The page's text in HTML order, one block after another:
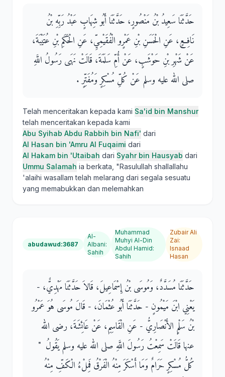
حَدَّثَنَا سَعِيدُ بْنُ مَنْصُورٍ، حَدَّثَنَا أَبُو شِهَابٍ عَبْدُ رَبِّهِ بْنُ
نَافِعٍ، عَنِ الْحَسَنِ بْنِ عَمْرٍو الْفُقَيْمِيِّ، عَنِ الْحَكَمِ بْنِ عُتَيْبَةَ،
عَنْ شَهْرِ بْنِ حَوْشَبٍ، عَنْ أُمِّ سَلَمَةَ، قَالَتْ نَهَى رَسُولُ اللَّهِ
صلى الله عليه وسلم عَنْ كُلِّ مُسْكِرٍ وَمُفَتِّرٍ ‏.‏
Telah menceritakan kepada kami Sa'id bin Manshur
telah menceritakan kepada kami
Abu Syihab Abdu Rabbih bin Nafi' dari
Al Hasan bin 'Amru Al Fuqaimi dari
Al Hakam bin 'Utaibah dari Syahr bin Hausyab dari
Ummu Salamah ia berkata, "Rasulullah shallallahu
'alaihi wasallam telah melarang dari segala sesuatu
yang memabukkan dan melemahkan
abudawud:3687
Al-
Albani:
Sahih
Muhammad
Muhyi Al-Din
Abdul Hamid:
Sahih
Zubair Ali
Zai:
Isnaad
Hasan
حَدَّثَنَا مُسَدَّدٌ، وَمُوسَى بْنُ إِسْمَاعِيلَ، قَالاَ حَدَّثَنَا مَهْدِيٌّ، -
يَعْنِي ابْنَ مَيْمُونٍ - حَدَّثَنَا أَبُو عُثْمَانَ، - قَالَ مُوسَى هُوَ عَمْرُو
بْنُ سَلْمٍ الأَنْصَارِيُّ - عَنِ الْقَاسِمِ، عَنْ عَائِشَةَ، رضى الله
عنها قَالَتْ سَمِعْتُ رَسُولَ اللَّهِ صلى الله عليه وسلم يَقُولُ ‏ "‏
كُلُّ مُسْكِرٍ حَرَامٌ وَمَا أَسْكَرَ مِنْهُ الْفَرْقُ فَمِلْءُ الْكَفِّ مِنْهُ